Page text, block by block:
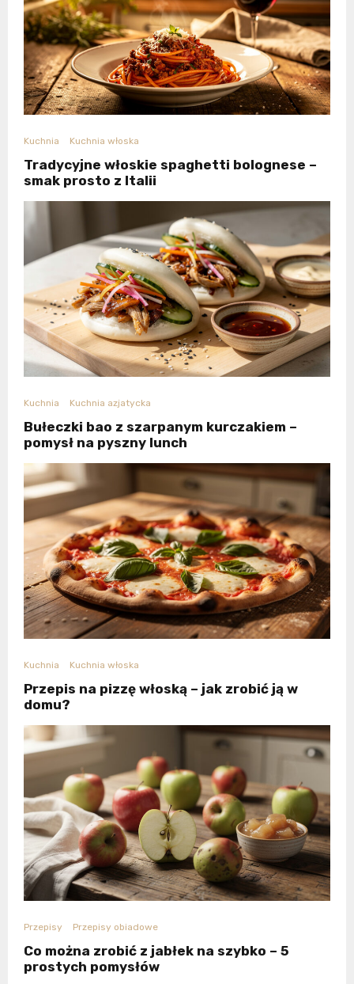
Kuchnia Kuchnia włoska
Tradycyjne włoskie spaghetti bolognese –
smak prosto z Italii
Kuchnia Kuchnia azjatycka
Bułeczki bao z szarpanym kurczakiem –
pomysł na pyszny lunch
Kuchnia Kuchnia włoska
Przepis na pizzę włoską – jak zrobić ją w
domu?
Przepisy Przepisy obiadowe
Co można zrobić z jabłek na szybko – 5
prostych pomysłów